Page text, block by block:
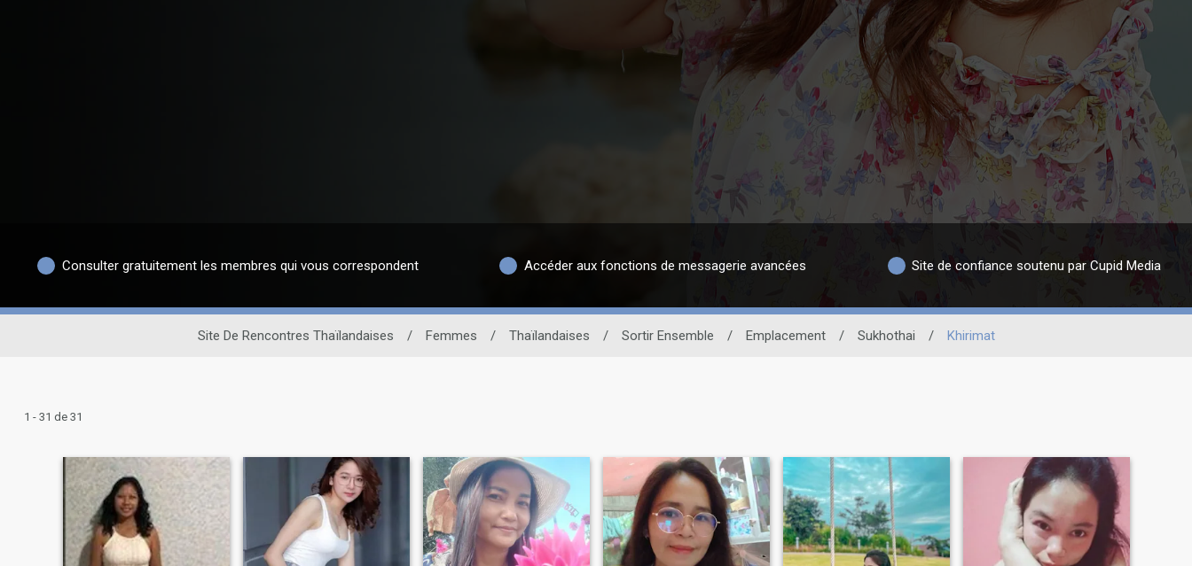
Consulter gratuitement les membres qui vous correspondent Accéder aux fonctions de messagerie avancées Site de confiance soutenu par Cupid Media
Site De Rencontres Thaïlandaises / Femmes / Thaïlandaises / Sortir Ensemble / Emplacement / Sukhothai / Khirimat
1 - 31 de 31